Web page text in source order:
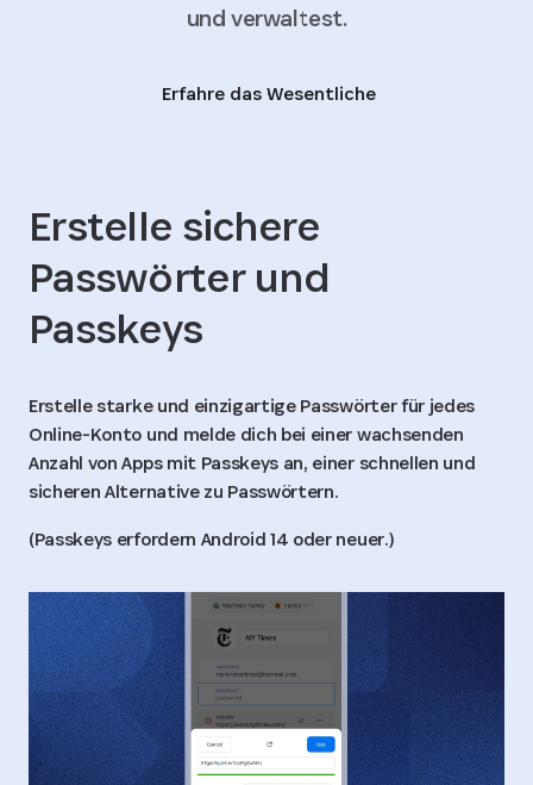
und verwaltest.
Erfahre das Wesentliche
Erstelle sichere
Passwörter und
Passkeys
Erstelle starke und einzigartige Passwörter für jedes
Online-Konto und melde dich bei einer wachsenden
Anzahl von Apps mit Passkeys an, einer schnellen und
sicheren Alternative zu Passwörtern.
(Passkeys erfordern Android 14 oder neuer.)